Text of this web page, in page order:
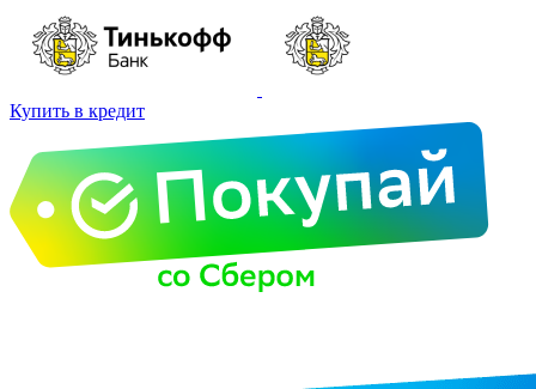
Купить в кредит